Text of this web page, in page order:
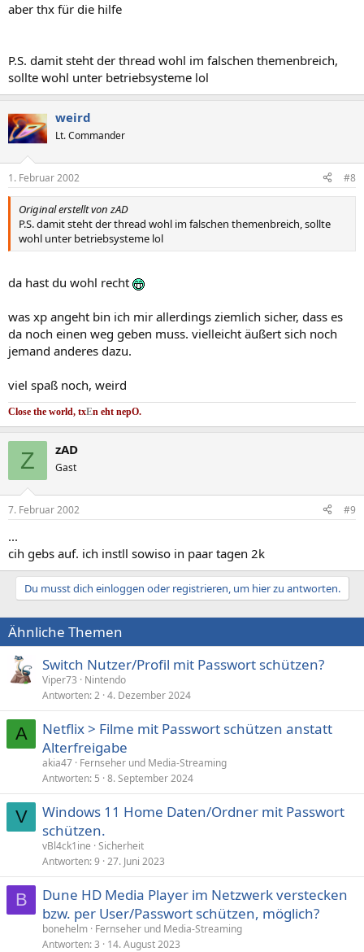
aber thx für die hilfe
P.S. damit steht der thread wohl im falschen themenbreich,
sollte wohl unter betriebsysteme lol
weird
Lt. Commander
1. Februar 2002 #8
Original erstellt von zAD
P.S. damit steht der thread wohl im falschen themenbreich, sollte
wohl unter betriebsysteme lol
da hast du wohl recht
was xp angeht bin ich mir allerdings ziemlich sicher, dass es
da noch einen weg geben muss. vielleicht äußert sich noch
jemand anderes dazu.
viel spaß noch, weird
Close the world, txEn eht nepO.
Z zAD
Gast
7. Februar 2002 #9
...
cih gebs auf. ich instll sowiso in paar tagen 2k
Du musst dich einloggen oder registrieren, um hier zu antworten.
Ähnliche Themen
Switch Nutzer/Profil mit Passwort schützen?
Viper73
Nintendo
Antworten 2 4. Dezember 2024
A
Netflix > Filme mit Passwort schützen anstatt
Alterfreigabe
akia47 Fernseher und Media-Streaming
Antworten 5 8. September 2024
V
Windows 11 Home Daten/Ordner mit Passwort
schützen.
vBl4ck1ine Sicherheit
Antworten 9 27. Juni 2023
B
Dune HD Media Player im Netzwerk verstecken
bzw. per User/Passwort schützen, möglich?
bonehelm Fernseher und Media-Streaming
Antworten 3 14. August 2023